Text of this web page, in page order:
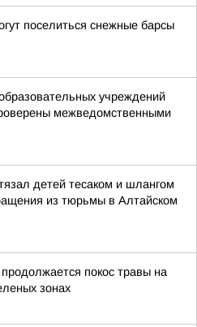
поселиться снежные барсы
учреждений
межведомственными
детей тесаком и шлангом
из тюрьмы в Алтайском
покос травы на
зонах